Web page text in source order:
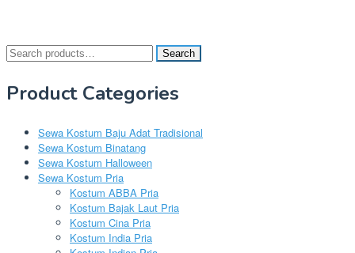
Search
for:
Search
Product Categories
Sewa Kostum Baju Adat Tradisional
Sewa Kostum Binatang
Sewa Kostum Halloween
Sewa Kostum Pria
Kostum ABBA Pria
Kostum Bajak Laut Pria
Kostum Cina Pria
Kostum India Pria